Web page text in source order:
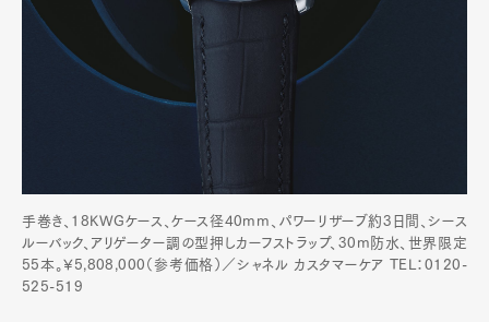
手巻き、18KWGケース、ケース径40mm、パワーリザーブ約3日間、シース
ルーバック、アリゲーター調の型押しカーフストラップ、30m防水、世界限定
55本。¥5,808,000（参考価格）／シャネル カスタマーケア TEL：0120-
525-519